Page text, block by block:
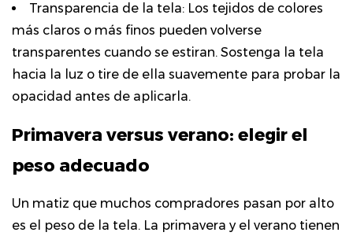
Transparencia de la tela: Los tejidos de colores
más claros o más finos pueden volverse
transparentes cuando se estiran. Sostenga la tela
hacia la luz o tire de ella suavemente para probar la
opacidad antes de aplicarla.
Primavera versus verano: elegir el
peso adecuado
Un matiz que muchos compradores pasan por alto
es el peso de la tela. La primavera y el verano tienen